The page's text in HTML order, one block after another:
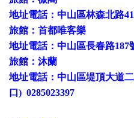
地址電話：中山區林森北路
旅館：首都唯客樂
地址電話：中山區長春路
旅館：沐蘭
地址電話： 中山區堤頂大道
口) 0285023397